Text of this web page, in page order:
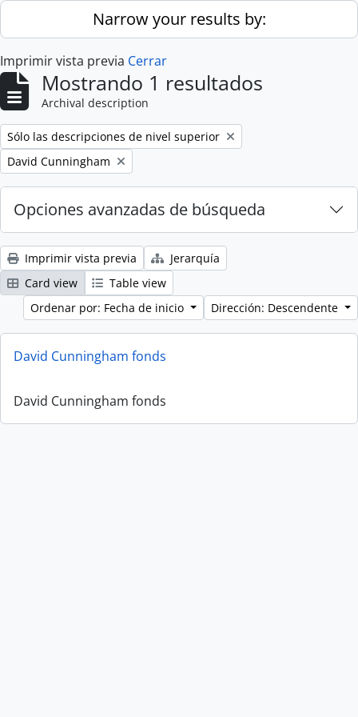
Skip to main contentNarrow your results by:
Imprimir vista previa Cerrar
Mostrando 1 resultados
Archival description
Remove filter:
Sólo las descripciones de nivel superior
Remove filter:
David Cunningham
Opciones avanzadas de búsqueda
Imprimir vista previa
Jerarquía
Card view
Table view
Ordenar por: Fecha de inicio
Dirección: Descendente
David Cunningham fonds
David Cunningham fonds